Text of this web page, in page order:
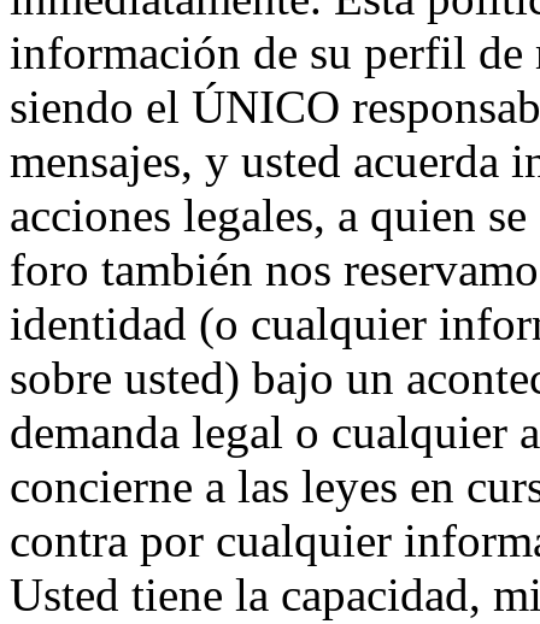
información de su perfil de
siendo el ÚNICO
mensajes, y usted acuerda
acciones legales, a quien
foro también nos
identidad (o cualquier
sobre usted) bajo un
demanda legal o cualquier
concierne a las leyes en
contra por cualquier
Usted tiene la capacidad,